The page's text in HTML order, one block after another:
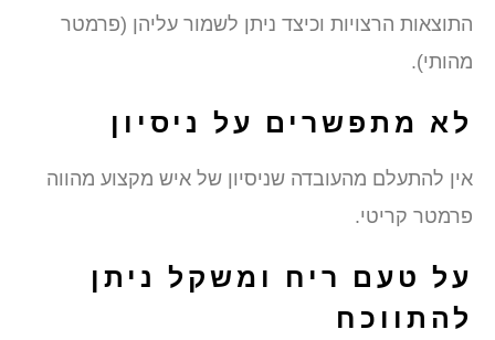
התוצאות הרצויות וכיצד ניתן לשמור עליהן (פרמטר
מהותי).
לא מתפשרים על ניסיון
אין להתעלם מהעובדה שניסיון של איש מקצוע מהווה
פרמטר קריטי.
על טעם ריח ומשקל ניתן
להתווכח